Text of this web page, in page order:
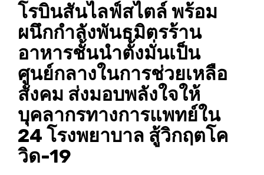
โรบินสันไลฟ์สไตล์ พร้อม
ผนึกกำลังพันธมิตรร้าน
อาหารชั้นนำตั้งมั่นเป็น
ศูนย์กลางในการช่วยเหลือ
สังคม ส่งมอบพลังใจให้
บุคลากรทางการแพทย์ใน
24 โรงพยาบาล สู้วิกฤตโค
วิด-19